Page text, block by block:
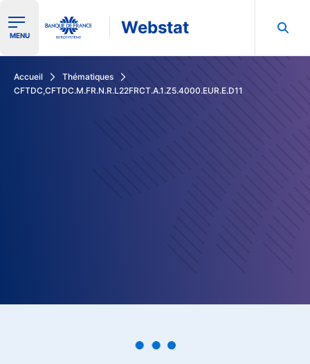
Ouvrir le menu de navigation
MENU Webstat
Accueil
Thématiques
CFTDC,CFTDC.M.FR.N.R.L22FRCT.A.1.Z5.4000.EUR.E.D11